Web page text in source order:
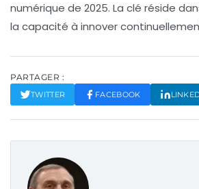
numérique de 2025. La clé réside
la capacité à innover
PARTAGER :
TWITTER FACEBOOK